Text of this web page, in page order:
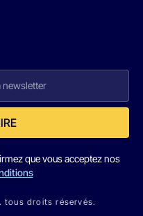
que vous acceptez nos
tous droits réservés.